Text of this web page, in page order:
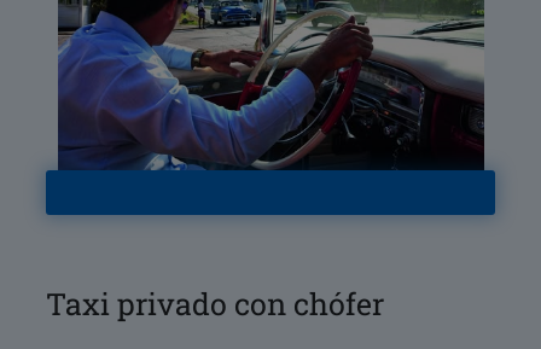
Taxi privado con chófer